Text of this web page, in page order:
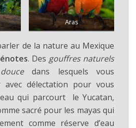
Aras
de la nature au Mexique
. Des gouffres naturels
dans lesquels vous
avec délectation pour vous
qui parcourt le Yucatan,
sacré pour les mayas qui
comme réserve d’eau